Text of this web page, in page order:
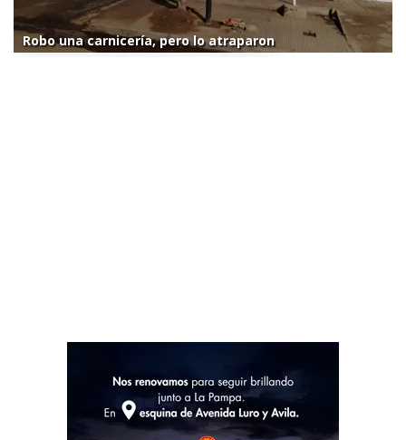
Robo una carnicería, pero lo atraparon